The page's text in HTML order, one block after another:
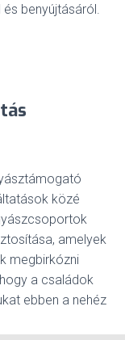
benyújtásáról.
közé
amelyek
megbirkózni
a családok
ebben a nehéz